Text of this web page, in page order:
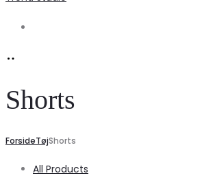
Shorts
ForsideTøjShorts
All Products